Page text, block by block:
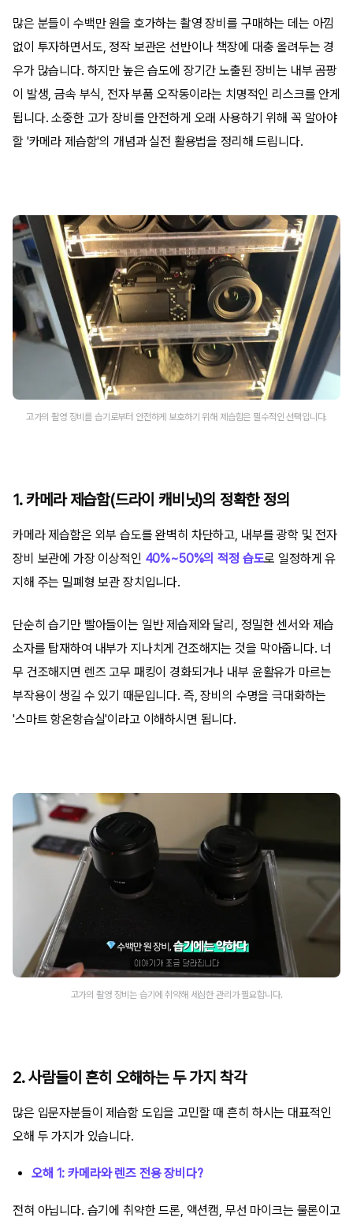
많은 분들이 수백만 원을 호가하는 촬영 장비를 구매하는 데는 아낌
없이 투자하면서도, 정작 보관은 선반이나 책장에 대충 올려두는 경
우가 많습니다. 하지만 높은 습도에 장기간 노출된 장비는 내부 곰팡
이 발생, 금속 부식, 전자 부품 오작동이라는 치명적인 리스크를 안게
됩니다. 소중한 고가 장비를 안전하게 오래 사용하기 위해 꼭 알아야
할 '카메라 제습함'의 개념과 실전 활용법을 정리해 드립니다.
고가의 촬영 장비를 습기로부터 안전하게 보호하기 위해 제습함은 필수적인 선택입니다.
1. 카메라 제습함(드라이 캐비닛)의 정확한 정의
카메라 제습함은 외부 습도를 완벽히 차단하고, 내부를 광학 및 전자
장비 보관에 가장 이상적인 40%~50%의 적정 습도로 일정하게 유
지해 주는 밀폐형 보관 장치입니다.
단순히 습기만 빨아들이는 일반 제습제와 달리, 정밀한 센서와 제습
소자를 탑재하여 내부가 지나치게 건조해지는 것을 막아줍니다. 너
무 건조해지면 렌즈 고무 패킹이 경화되거나 내부 윤활유가 마르는
부작용이 생길 수 있기 때문입니다. 즉, 장비의 수명을 극대화하는
'스마트 항온항습실'이라고 이해하시면 됩니다.
고가의 촬영 장비는 습기에 취약해 세심한 관리가 필요합니다.
2. 사람들이 흔히 오해하는 두 가지 착각
많은 입문자분들이 제습함 도입을 고민할 때 흔히 하시는 대표적인
오해 두 가지가 있습니다.
오해 1: 카메라와 렌즈 전용 장비다?
전혀 아닙니다. 습기에 취약한 드론, 액션캠, 무선 마이크는 물론이고